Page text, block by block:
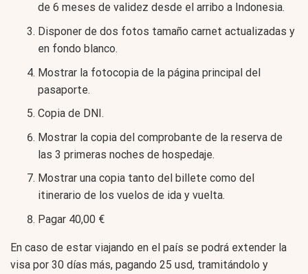
de 6 meses de validez desde el arribo a Indonesia.
Disponer de dos fotos tamaño carnet actualizadas y
en fondo blanco.
Mostrar la fotocopia de la página principal del
pasaporte.
Copia de DNI.
Mostrar la copia del comprobante de la reserva de
las 3 primeras noches de hospedaje.
Mostrar una copia tanto del billete como del
itinerario de los vuelos de ida y vuelta.
Pagar 40,00 €
En caso de estar viajando en el país se podrá extender la
visa por 30 días más, pagando 25 usd, tramitándolo y